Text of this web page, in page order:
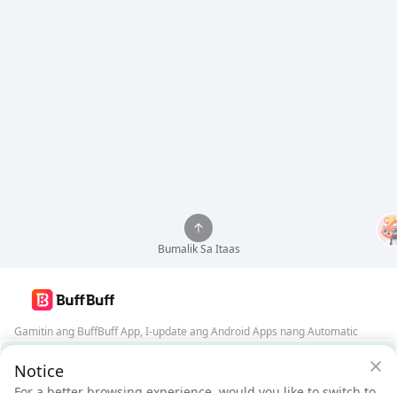
Notice
Bumalik Sa Itaas
Gamitin ang BuffBuff App, I-update ang Android Apps nang Automatic